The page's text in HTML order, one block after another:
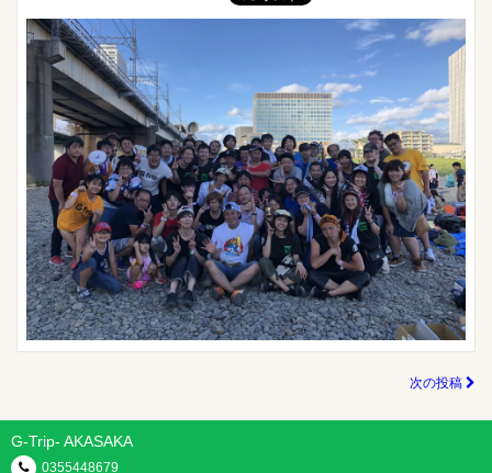
次の投稿
G-Trip- AKASAKA
0355448679